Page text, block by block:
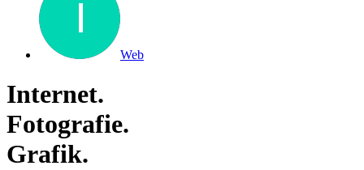
Web
Internet.
Fotografie.
Grafik.